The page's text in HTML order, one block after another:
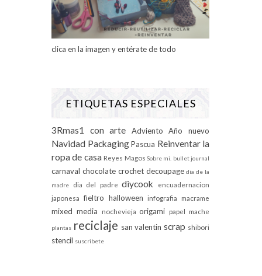
clica en la imagen y entérate de todo
ETIQUETAS ESPECIALES
3Rmas1 con arte Adviento Año nuevo
Navidad Packaging Pascua Reinventar la
ropa de casa Reyes Magos Sobre mi. bullet journal
carnaval chocolate crochet decoupage dia de la
madre
dia del padre diycook
encuadernacion
japonesa fieltro halloween infografia macrame
mixed media nochevieja origami papel mache
plantas reciclaje san valentin scrap shibori
stencil suscribete